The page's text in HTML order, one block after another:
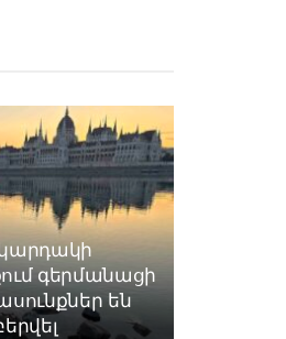
գերմանացի
են